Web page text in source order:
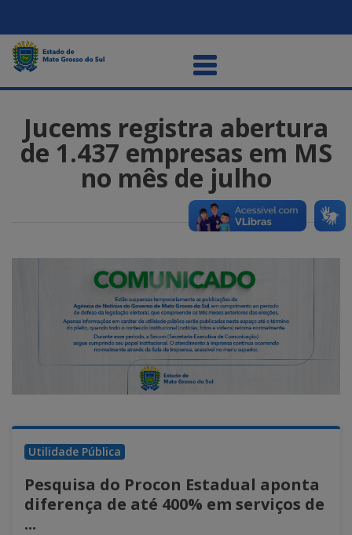
Jucems registra abertura
de 1.437 empresas em MS
no mês de julho
Utilidade Pública
Pesquisa do Procon Estadual aponta
diferença de até 400% em serviços de
...